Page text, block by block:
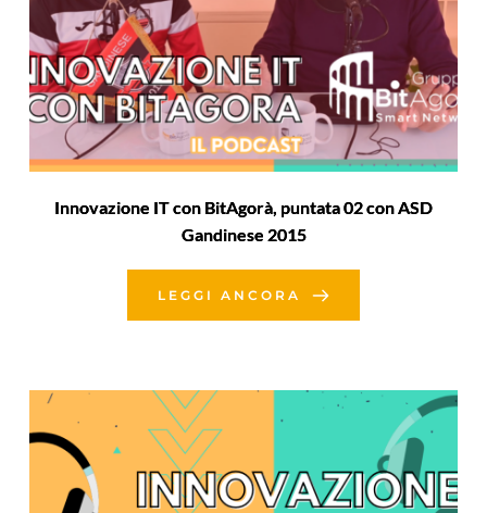
Innovazione IT con BitAgorà, puntata 02 con ASD
Gandinese 2015
LEGGI ANCORA